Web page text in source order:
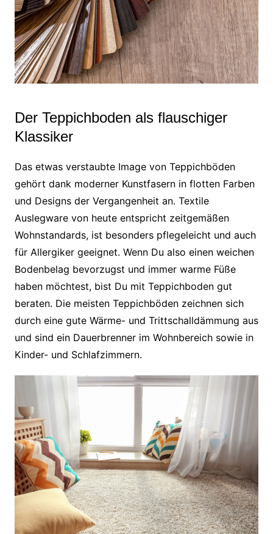
Der Teppichboden als flauschiger
Klassiker
Das etwas verstaubte Image von Teppichböden
gehört dank moderner Kunstfasern in flotten Farben
und Designs der Vergangenheit an. Textile
Auslegware von heute entspricht zeitgemäßen
Wohnstandards, ist besonders pflegeleicht und auch
für Allergiker geeignet. Wenn Du also einen weichen
Bodenbelag bevorzugst und immer warme Füße
haben möchtest, bist Du mit Teppichboden gut
beraten. Die meisten Teppichböden zeichnen sich
durch eine gute Wärme- und Trittschalldämmung aus
und sind ein Dauerbrenner im Wohnbereich sowie in
Kinder- und Schlafzimmern.